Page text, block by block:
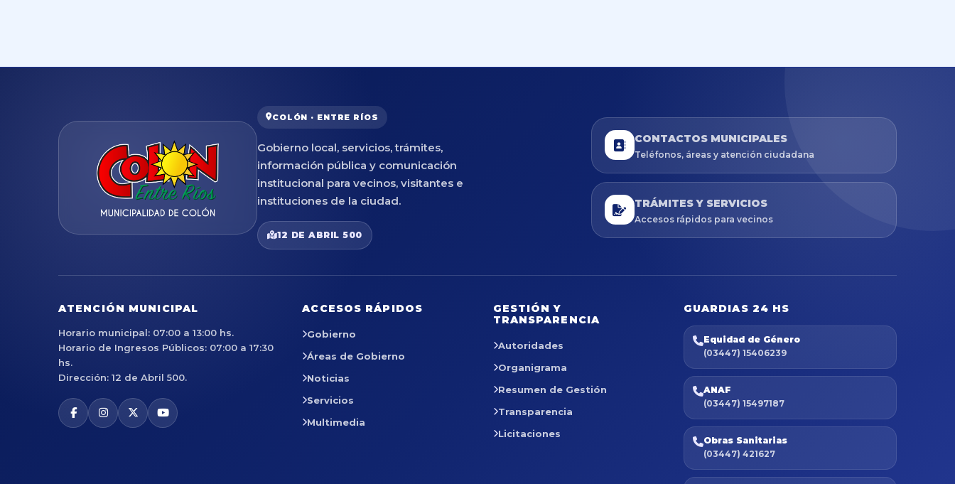
COLÓN · ENTRE RÍOS
Gobierno local, servicios, trámites,
información pública y comunicación
institucional para vecinos, visitantes e
instituciones de la ciudad.
12 DE ABRIL 500
CONTACTOS MUNICIPALES
Teléfonos, áreas y atención ciudadana
TRÁMITES Y SERVICIOS
Accesos rápidos para vecinos
ATENCIÓN MUNICIPAL
Horario municipal: 07:00 a 13:00 hs.
Horario de Ingresos Públicos: 07:00 a 17:30
hs.
Dirección: 12 de Abril 500.
ACCESOS RÁPIDOS
Gobierno
Áreas de Gobierno
Noticias
Servicios
Multimedia
GESTIÓN Y
TRANSPARENCIA
Autoridades
Organigrama
Resumen de Gestión
Transparencia
Licitaciones
GUARDIAS 24 HS
Equidad de Género
(03447) 15406239
ANAF
(03447) 15497187
Obras Sanitarias
(03447) 421627